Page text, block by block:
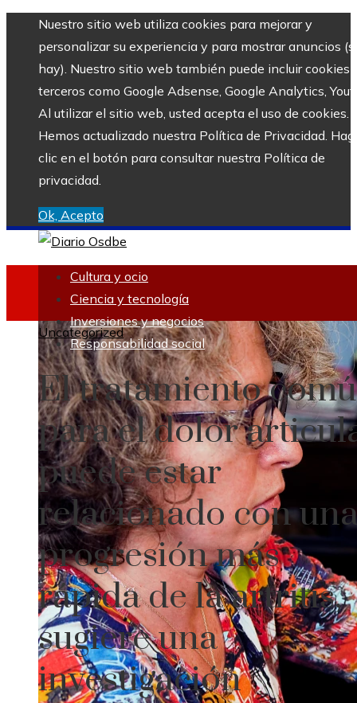
Nuestro sitio web utiliza cookies para mejorar y
personalizar su experiencia y para mostrar anuncios
hay). Nuestro sitio web también puede incluir cookies
terceros como Google Adsense, Google Analytics,
Al utilizar el sitio web, usted acepta el uso de cookies.
Hemos actualizado nuestra Política de Privacidad.
clic en el botón para consultar nuestra Política de
privacidad.
Ok, Acepto
Cultura y ocio
Ciencia y tecnología
Inversiones y negocios
Responsabilidad social
Uncategorized
El tratamiento
para el dolor
puede estar
relacionado con
progresión más
rápida de la artritis,
sugiere una
investigación